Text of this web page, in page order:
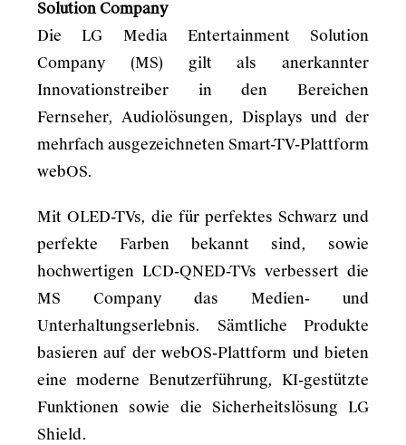
Solution Company
Die LG Media Entertainment Solution
Company (MS) gilt als anerkannter
Innovationstreiber in den Bereichen
Fernseher, Audiolösungen, Displays und der
mehrfach ausgezeichneten Smart-TV-Plattform
webOS.
Mit OLED-TVs, die für perfektes Schwarz und
perfekte Farben bekannt sind, sowie
hochwertigen LCD-QNED-TVs verbessert die
MS Company das Medien- und
Unterhaltungserlebnis. Sämtliche Produkte
basieren auf der webOS-Plattform und bieten
eine moderne Benutzerführung, KI-gestützte
Funktionen sowie die Sicherheitslösung LG
Shield.